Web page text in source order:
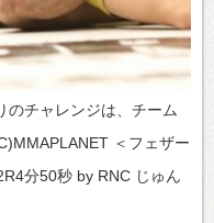
のチャレンジは、チーム
＜フェザー
分50秒 by RNC じゅん